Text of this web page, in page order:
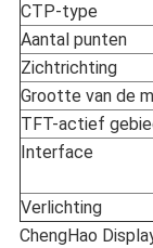
CTP-type
Aantal punten
Zichtrichting
Grootte van de
TFT-actief
Interface
Verlichting
ChengHao